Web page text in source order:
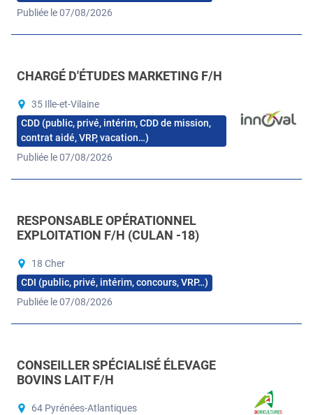
Publiée le 07/08/2026
CHARGÉ D'ÉTUDES MARKETING F/H
35 Ille-et-Vilaine
CDD (public, privé, intérim, CDD de mission,
contrat aidé, VRP, vacation…)
Publiée le 07/08/2026
RESPONSABLE OPÉRATIONNEL
EXPLOITATION F/H (CULAN -18)
18 Cher
CDI (public, privé, intérim, concours, VRP…)
Publiée le 07/08/2026
CONSEILLER SPÉCIALISÉ ÉLEVAGE
BOVINS LAIT F/H
64 Pyrénées-Atlantiques